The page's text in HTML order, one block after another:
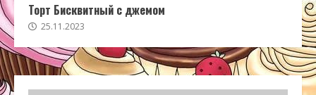
Торт Бисквитный с джемом
25.11.2023